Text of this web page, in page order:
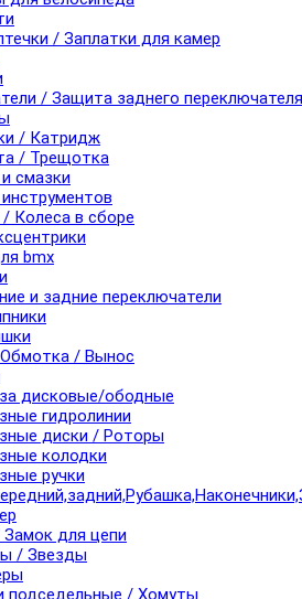
/ Заплатки для камер
/ Защита заднего переключателя
/ Катридж
/ Трещотка
смазки
Колеса в сборе
bmx
и задние переключатели
/ Вынос
дисковые/ободные
гидролинии
диски / Роторы
колодки
ручки
для цепи
/ Звезды
подседельные / Хомуты